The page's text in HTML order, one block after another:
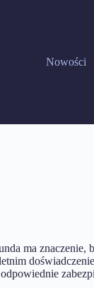
Nowości
ma